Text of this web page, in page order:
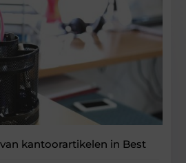
kantoorartikelen in Best